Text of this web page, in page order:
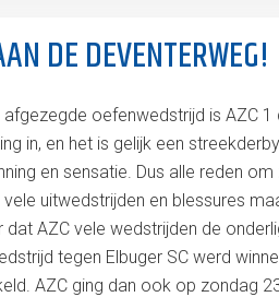
DE DEVENTERWEG!
oefenwedstrijd is AZC
in, en het is gelijk een
en sensatie. Dus alle reden
uitwedstrijden en blessures
dat AZC vele wedstrijden de
tegen Elbuger SC werd
AZC ging dan ook op zondag